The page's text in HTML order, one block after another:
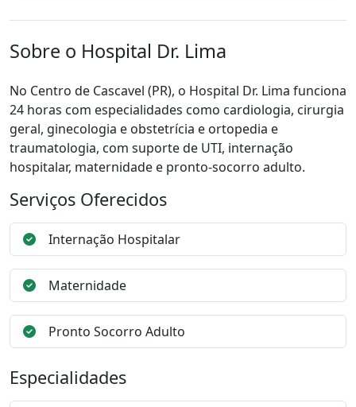
Sobre o Hospital Dr. Lima
No Centro de Cascavel (PR), o Hospital Dr. Lima funciona
24 horas com especialidades como cardiologia, cirurgia
geral, ginecologia e obstetrícia e ortopedia e
traumatologia, com suporte de UTI, internação
hospitalar, maternidade e pronto-socorro adulto.
Serviços Oferecidos
Internação Hospitalar
Maternidade
Pronto Socorro Adulto
Especialidades